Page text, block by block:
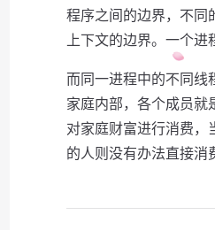
程序之间的边界，不同
上下文的边界。一个进
而同一进程中的不同线
家庭内部，各个成员就
对家庭财富进行消费，
的人则没有办法直接消